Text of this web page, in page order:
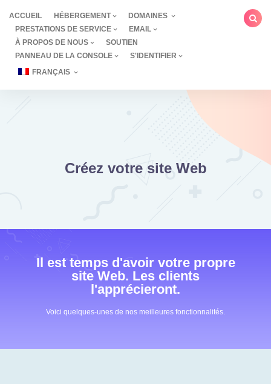
au
contenu
ACCUEIL HÉBERGEMENT
DOMAINES
PRESTATIONS DE SERVICE
EMAIL
À PROPOS DE NOUS
SOUTIEN
PANNEAU DE LA CONSOLE
S'IDENTIFIER
FRANÇAIS
Créez votre site Web
Il est temps d'avoir votre propre
site Web. Les clients
l'apprécieront.
Voici quelques-unes de nos meilleures fonctionnalités.